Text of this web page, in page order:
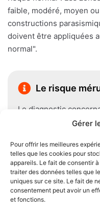
Gérer
Pour offrir les meilleures
telles que les cookies pour
appareils. Le fait de consentir
traiter des données telles que
uniques sur ce site. Le fait de
consentement peut avoir un
et fonctions.
faible, modéré, moyen
constructions
doivent être appliquées
normal".
Le risque
Le diagnostic
lignivore n'est pas
.Cependant, il est
vigilant car des
existent dans de
France, en particulier